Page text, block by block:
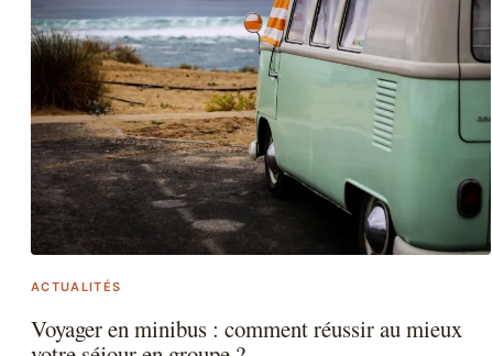
ACTUALITÉS
Voyager en minibus : comment réussir au mieux